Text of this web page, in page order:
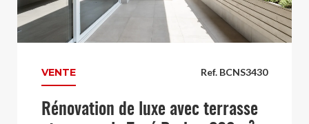
Ref. BCNS3430
VENTE
Rénovation de luxe avec terrasse